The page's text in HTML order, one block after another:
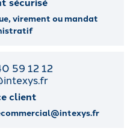
virement ou mandat
client